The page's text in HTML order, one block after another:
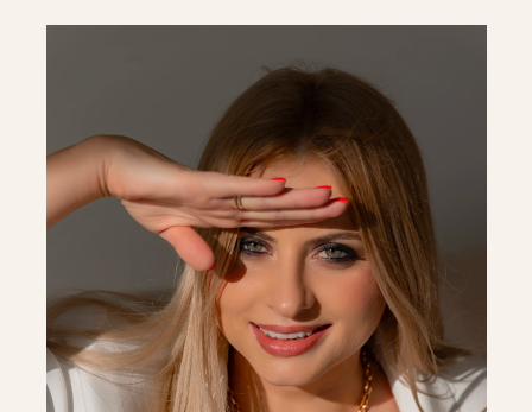
Я СЧИТАЮ, ЧТО В ЖИЗНИ ОЧЕНЬ ВАЖНО
НЕ ПРОСТО МЕЧТАТЬ, А ДЕЙСТВОВАТЬ,
ЧТОБЫ ВСЁ ИЗМЕНИТЬ. Я САМА ТАК
ДЕЛАЛА И НИ РАЗУ НЕ ПОЖАЛЕЛА.